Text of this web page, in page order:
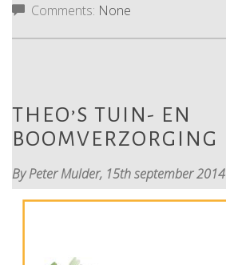
Comments: None
THEO’S TUIN- EN
BOOMVERZORGING
By Peter Mulder, 15th september 2014